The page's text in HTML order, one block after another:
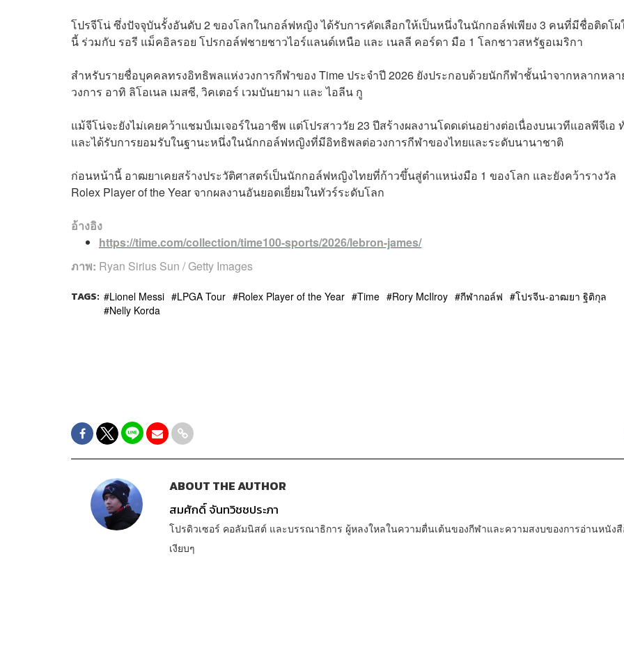
โปรจีโน่ ซึ่งปัจจุบันรั้งอันดับ 2 ของโลกในกอล์ฟหญิง ได้รับการคัดเลือกให้เป็นหนึ่งในนักกอล์ฟเพียง 3 คนที่มีชื่อติดโผ
นี้ ร่วมกับ รอรี แม็คอิลรอย โปรกอล์ฟชายชาวไอร์แลนด์เหนือ และ เนลลี คอร์ดา มือ 1 โลกชาวสหรัฐอเมริกา
สำหรับรายชื่อบุคคลทรงอิทธิพลแห่งวงการกีฬาของ Time ประจำปี 2026 ยังประกอบด้วยนักกีฬาชั้นนำจากหลากหลา
วงการ อาทิ ลิโอเนล เมสซี, วิคเตอร์ เวมบันยามา และ ไอลีน กู
แม้จีโน่จะยังไม่เคยคว้าแชมป์เมเจอร์ในอาชีพ แต่โปรสาววัย 23 ปีสร้างผลงานโดดเด่นอย่างต่อเนื่องบนเวทีแอลพีจีเอ
และได้รับการยอมรับในฐานะหนึ่งในนักกอล์ฟหญิงที่มีอิทธิพลต่อวงการกีฬาของไทยและระดับนานาชาติ
ก่อนหน้านี้ อาฒยาเคยสร้างประวัติศาสตร์เป็นนักกอล์ฟหญิงไทยที่ก้าวขึ้นสู่ตำแหน่งมือ 1 ของโลก และยังคว้ารางวัล
Rolex Player of the Year จากผลงานอันยอดเยี่ยมในทัวร์ระดับโลก
อ้างอิง
https://time.com/collection/time100-sports/2026/lebron-james/
ภาพ: Ryan Sirius Sun / Getty Images
TAGS: Lionel Messi LPGA Tour Rolex Player of the Year Time Rory McIlroy กีฬากอล์ฟ
โปรจีน-อาฒยา ฐิติกุล
Nelly Korda
ABOUT THE AUTHOR
สมศักดิ์ จันทวิชชประภา
โปรดิวเซอร์ คอลัมนิสต์ และบรรณาธิการ ผู้หลงใหลในความตื่นเต้นของกีฬาและความสงบของการอ่านหนัง
เงียบๆ